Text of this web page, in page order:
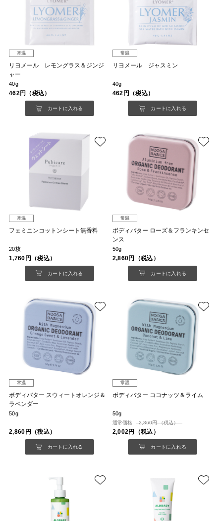
常温
リヨメール レモングラス＆ジンジ
ャー
40g
462円（税込）
カートに入れる
常温
リヨメール ジャスミン
40g
462円（税込）
カートに入れる
常温
フェミニンコットンシート無香料
20枚
1,760円（税込）
カートに入れる
常温
ボディバター ローズ＆フランキンセ
ンス
50g
2,860円（税込）
カートに入れる
常温
ボディバター スウィートオレンジ＆
ラベンダー
50g
2,860円（税込）
カートに入れる
常温
ボディバター ココナッツ＆ライム
50g
通常価格 2,860円 （税込）
2,002円（税込）
カートに入れる